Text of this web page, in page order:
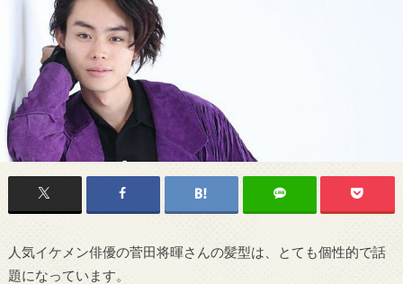
人気イケメン俳優の菅田将暉さんの髪型は、とても個性的で話
題になっています。